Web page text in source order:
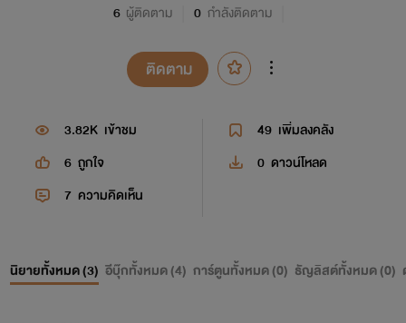
6 ผู้ติดตาม 0 กำลังติดตาม
ติดตาม
3.82K เข้าชม 49 เพิ่มลงคลัง
6 ถูกใจ 0 ดาวน์โหลด
7 ความคิดเห็น
นิยายทั้งหมด (3) อีบุ๊กทั้งหมด (4) การ์ตูนทั้งหมด (0) ธัญลิสต์ทั้งหมด (0)